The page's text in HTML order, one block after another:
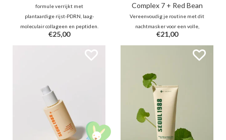
formule verrijkt met
plantaardige rijst-PDRN, laag-
moleculair collageen en peptiden.
Het geeft een krachtige
elasticiteitsboost, vult fijne
lijntjes van binnenuit op en zorgt
€25,00
Complex 7 + Red Bean
Vereenvoudig je routine met dit
nachtmasker voor een volle,
gezonde glow. Een lichte gel met
7 soorten Collageen en Vitamine
E-capsules die moeiteloos smelt
vet laagje, om de elasticiteit van
de huid een boost te geven.
€21,00